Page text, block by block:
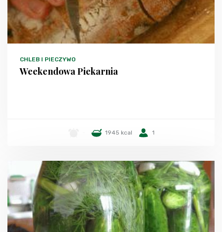
CHLEB I PIECZYWO
Weekendowa Piekarnia
1945 kcal 1